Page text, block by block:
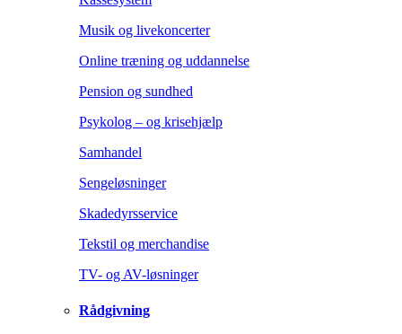
Musik og livekoncerter
Online træning og uddannelse
Pension og sundhed
Psykolog – og krisehjælp
Samhandel
Sengeløsninger
Skadedyrsservice
Tekstil og merchandise
TV- og AV-løsninger
Rådgivning